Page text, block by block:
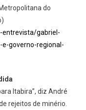
do
entrevista/gabriel-
governo-regional-
Itabira”, diz André
rejeitos de minério.